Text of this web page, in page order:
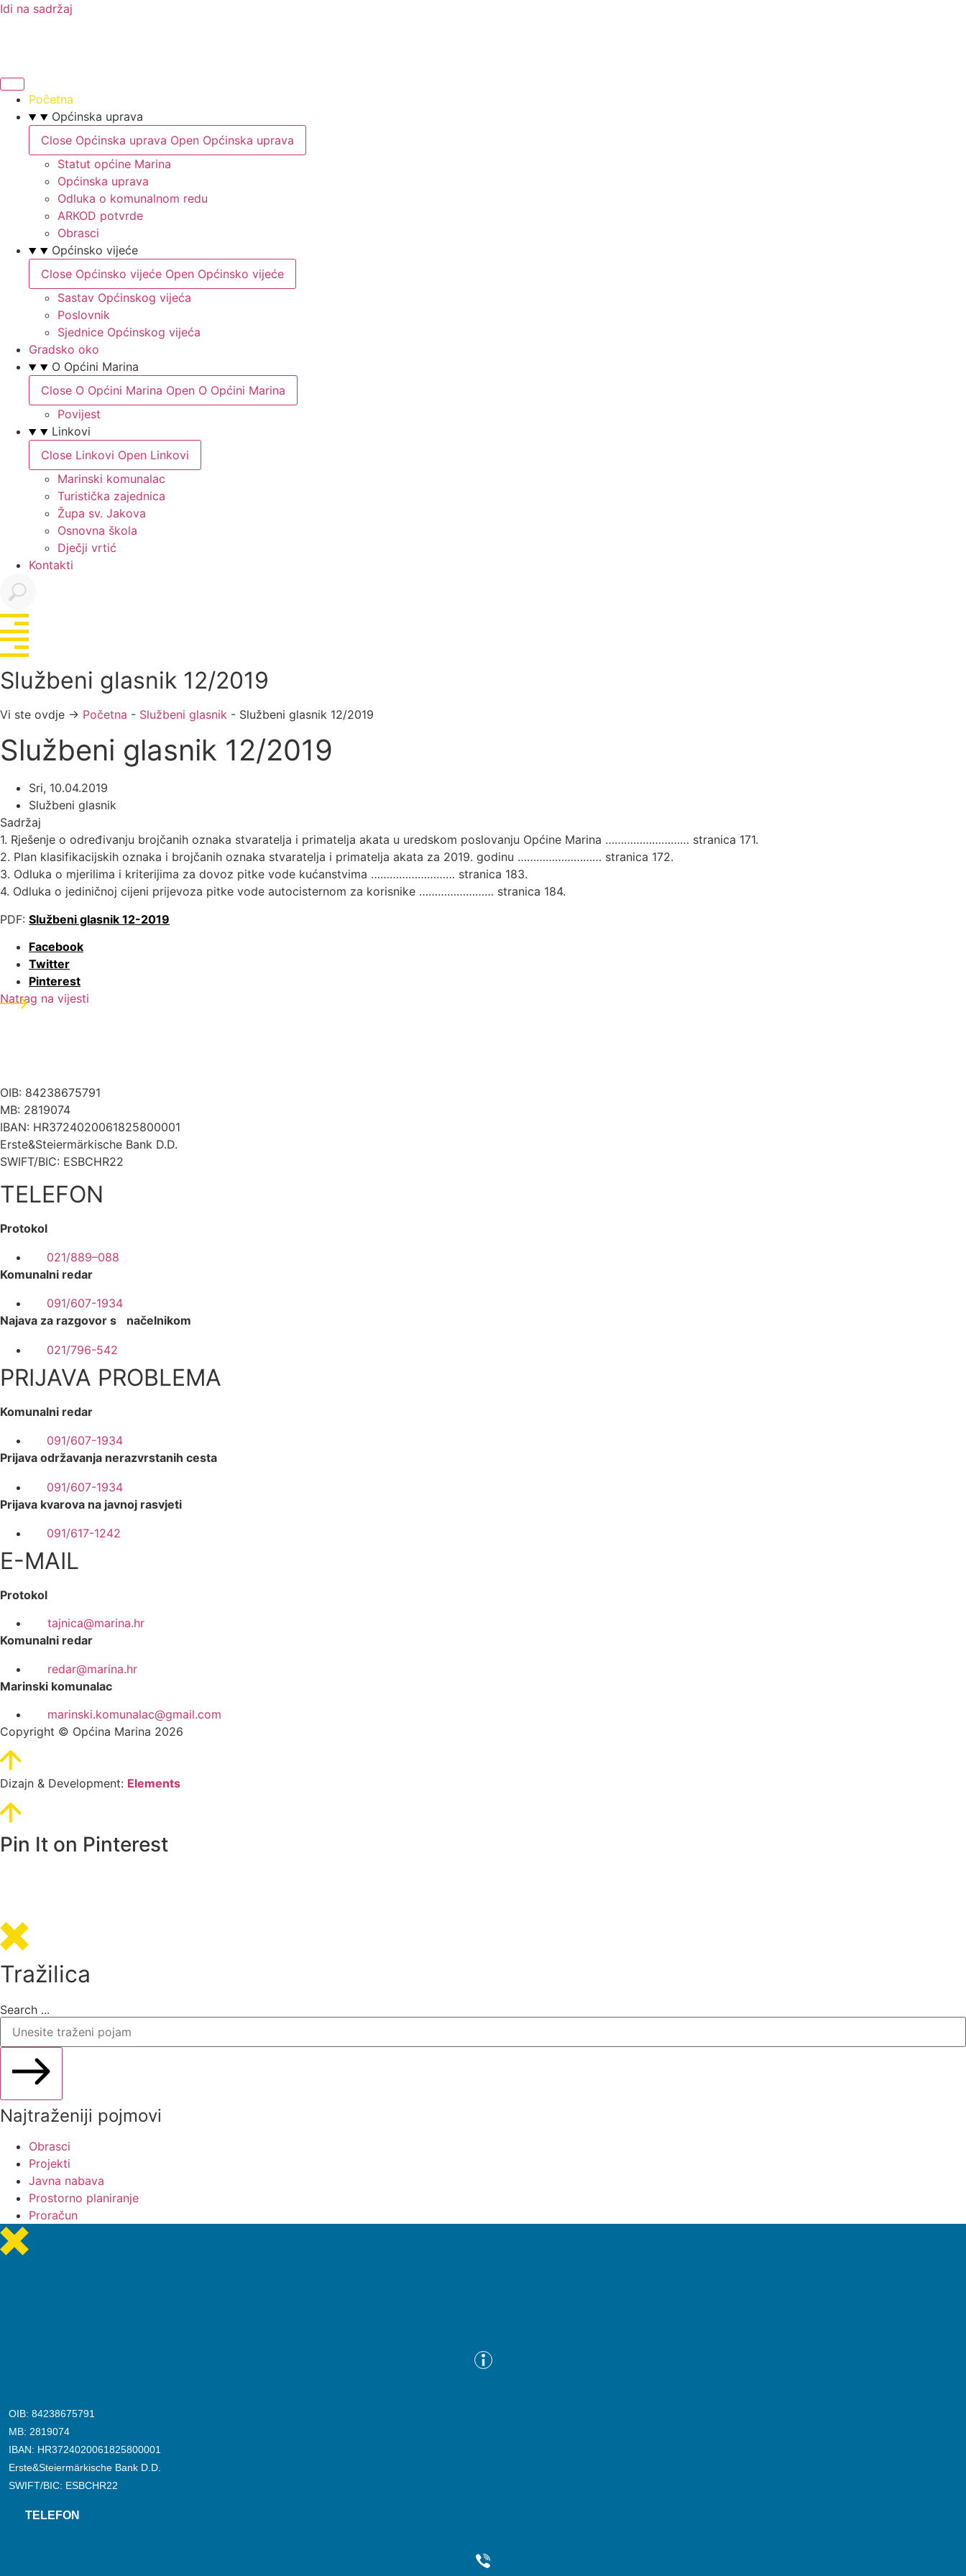
Idi na sadržaj
Početna
Općinska uprava
Close Općinska uprava Open Općinska uprava
Statut općine Marina
Općinska uprava
Odluka o komunalnom redu
ARKOD potvrde
Obrasci
Općinsko vijeće
Close Općinsko vijeće Open Općinsko vijeće
Sastav Općinskog vijeća
Poslovnik
Sjednice Općinskog vijeća
Gradsko oko
O Općini Marina
Close O Općini Marina Open O Općini Marina
Povijest
Linkovi
Close Linkovi Open Linkovi
Marinski komunalac
Turistička zajednica
Župa sv. Jakova
Osnovna škola
Dječji vrtić
Kontakti
Službeni glasnik 12/2019
Vi ste ovdje → Početna - Službeni glasnik - Službeni glasnik 12/2019
Službeni glasnik 12/2019
Sri, 10.04.2019
Službeni glasnik
Sadržaj
1. Rješenje o određivanju brojčanih oznaka stvaratelja i primatelja akata u uredskom poslovanju Općine Marina ……………………… stranica 171.
2. Plan klasifikacijskih oznaka i brojčanih oznaka stvaratelja i primatelja akata za 2019. godinu ……………………… stranica 172.
3. Odluka o mjerilima i kriterijima za dovoz pitke vode kućanstvima ……………………… stranica 183.
4. Odluka o jediničnoj cijeni prijevoza pitke vode autocisternom za korisnike …………………… stranica 184.
PDF: Službeni glasnik 12-2019
Facebook
Twitter
Pinterest
Natrag na vijesti
OIB: 84238675791
MB: 2819074
IBAN: HR3724020061825800001
Erste&Steiermärkische Bank D.D.
SWIFT/BIC: ESBCHR22
TELEFON
Protokol
021/889–088
Komunalni redar
091/607-1934
Najava za razgovor s načelnikom
021/796-542
PRIJAVA PROBLEMA
Komunalni redar
091/607-1934
Prijava održavanja nerazvrstanih cesta
091/607-1934
Prijava kvarova na javnoj rasvjeti
091/617-1242
E-MAIL
Protokol
tajnica@marina.hr
Komunalni redar
redar@marina.hr
Marinski komunalac
marinski.komunalac@gmail.com
Copyright © Općina Marina 2026
Dizajn & Development: Elements
Pin It on Pinterest
Tražilica
Search ...
Najtraženiji pojmovi
Obrasci
Projekti
Javna nabava
Prostorno planiranje
Proračun
OIB: 84238675791
MB: 2819074
IBAN: HR3724020061825800001
Erste&Steiermärkische Bank D.D.
SWIFT/BIC: ESBCHR22
TELEFON